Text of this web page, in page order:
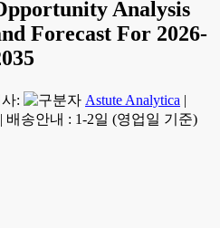
Analysis
Forecast For 2026-
: Astute Analytica |
| 배송안내 : 1-2일 (영업일 기준)